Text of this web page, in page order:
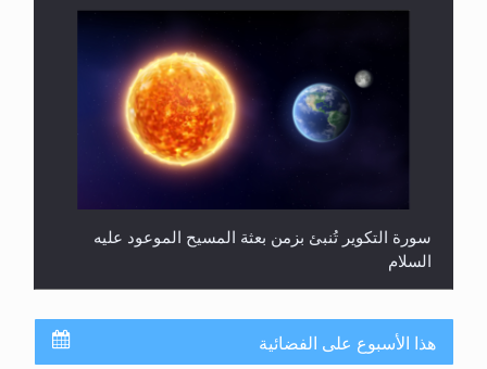
سورة التكوير تُنبئ بزمن بعثة المسيح الموعود عليه
السلام
هذا الأسبوع على الفضائية